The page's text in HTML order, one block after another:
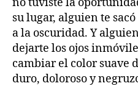
su lugar, alguien te
a la oscuridad. Y
dejarte los ojos
cambiar el color suave
duro, doloroso y